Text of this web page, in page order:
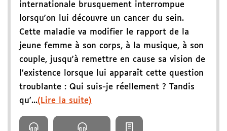
internationale brusquement interrompue
lorsqu'on lui découvre un cancer du sein.
Cette maladie va modifier le rapport de la
jeune femme à son corps, à la musique, à son
couple, jusqu'à remettre en cause sa vision de
l'existence lorsque lui apparaît cette question
troublante : Qui suis-je réellement ? Tandis
qu'...(Lire la suite)